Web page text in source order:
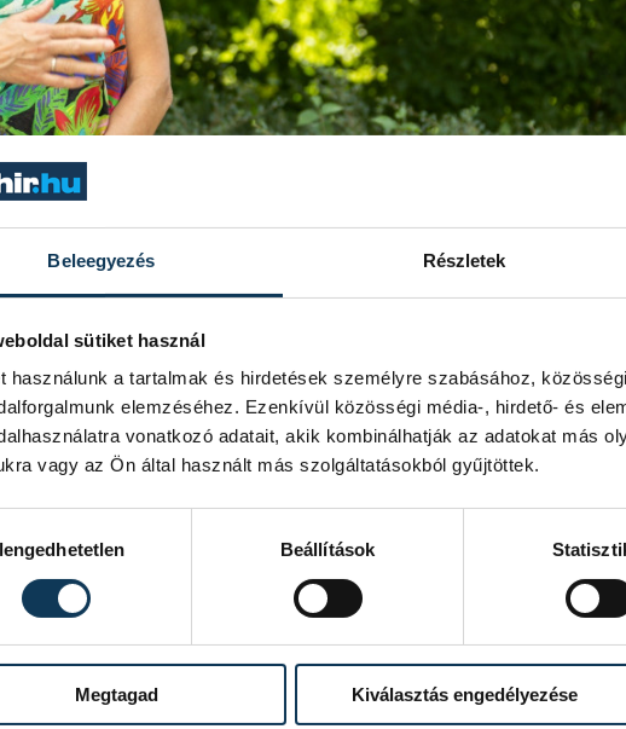
Beleegyezés Részletek
sütiket használ
használunk a tartalmak és hirdetések személyre szabásához,
elemzéséhez. Ezenkívül közösségi média-, hirdető- és
vonatkozó adatait, akik kombinálhatják az adatokat más
vagy az Ön által használt más szolgáltatásokból gyűjtöttek.
Beállítások
Megtagad Kiválasztás engedélyezése
karbantartások, a növények megújítása is: a völgyben
fa kivágására, idén azonban a klímaváltozás, a
felgyorsították ezt a folyamatot. Emiatt az önkormányzat
a meleg és a vízhiány miatt kiszáradtak, erősen megdőltek
megbomlott. Az alpolgármester a lakosság megértését
igyekeznek a lehető legtovább megtartani a fákat, ezeknél
határhoz, ahol nem kockáztathatják a lakosság
és Kertek Kft. ügyvezetője hozzátette, 2010-ben az
elültettek, amelyek mára szépen megnőttek, a
szánt fák szerepét. Ugyanakkor nem csak ezekkel
mind egy szálig pótolni fogják a VKSZ Zrt segítségével,